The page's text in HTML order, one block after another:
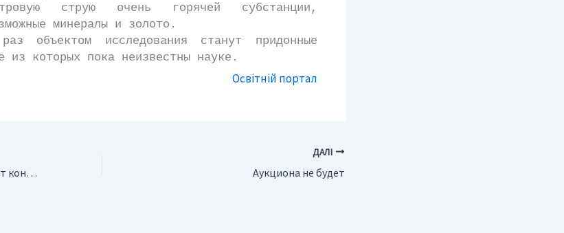
струю очень горячей субстанции,
минералы и золото.
исследования станут придонные
из которых пока неизвестны науке.
Освітній портал
Армения. В Ереване проходит конференция сейсмологов
ДАЛІ
Аукциона не будет